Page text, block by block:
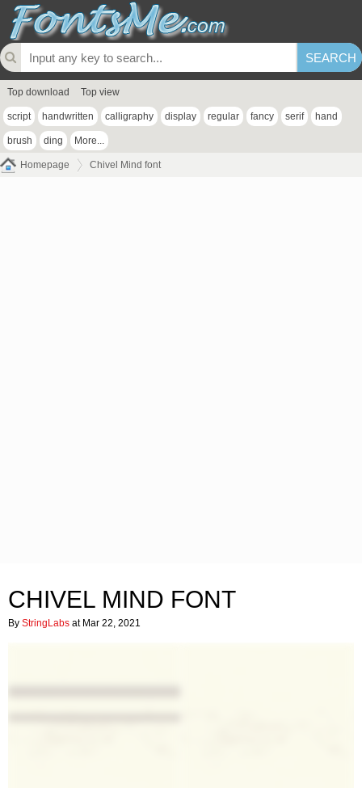
Top download Top view
script handwritten calligraphy display regular fancy serif hand
brush ding More...
Homepage Chivel Mind font
CHIVEL MIND FONT
By StringLabs at Mar 22, 2021